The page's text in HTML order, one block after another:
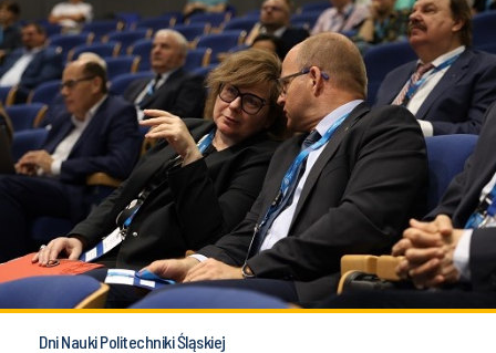
Dni Nauki Politechniki Śląskiej